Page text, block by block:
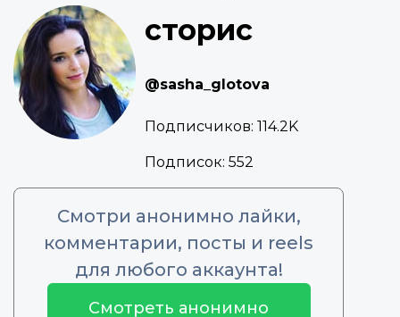
сторис
@sasha_glotova
Подписчиков: 114.2K
Подписок: 552
Смотри анонимно лайки,
комментарии, посты и reels
для любого аккаунта!
Смотреть анонимно